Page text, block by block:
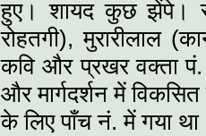
हुए। शायद कुछ झेंपे।
रोहतगी), मुरारीलाल
कवि और प्रखर वक्‍ता पं.
और मार्गदर्शन में
के लिए पाँच नं. में गया